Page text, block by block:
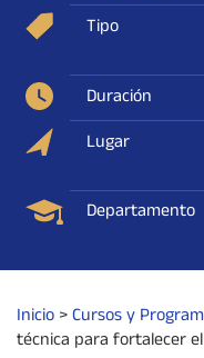
Tipo
Duración
Lugar
Departamento
Inicio>Cursos y
técnica para fortalecer